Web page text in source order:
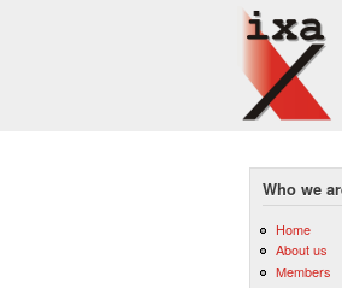
Who we
Home
About us
Members